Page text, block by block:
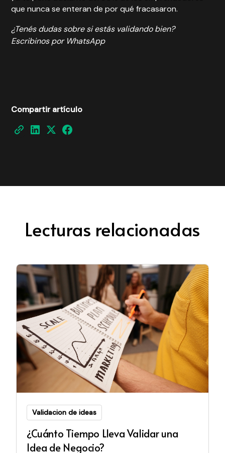
que nunca se enteran de por qué fracasaron.
¿Tenés dudas sobre si estás validando bien?
Escribinos por WhatsApp
Compartir artículo
Lecturas relacionadas
Validacion de ideas
¿Cuánto Tiempo Lleva Validar una
Idea de Negocio?